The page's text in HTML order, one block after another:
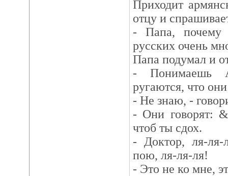
Приходит
отцу и
- Папа,
русских очень
Папа подумал и
- Понимаешь
ругаются, что они
- Не знаю, -
- Они говорят:
чтоб ты сдох.
- Доктор, ля-ля-
пою, ля-ля-ля!
- Это не ко мне,